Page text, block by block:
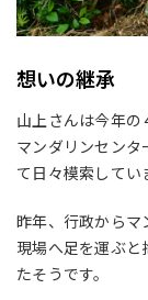
想いの継承
山上さんは今年の
マンダリンセン
て日々模索してい
昨年、行政からマ
現場へ足を運ぶと
たそうです。